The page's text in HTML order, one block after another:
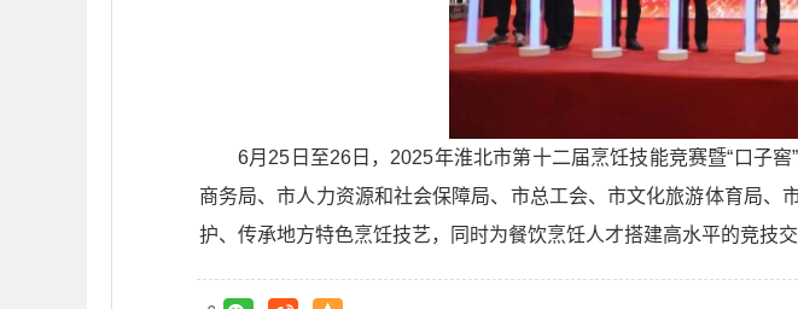
6月25日至26日，2025年淮北市第十二届烹饪技能竞赛暨“口子
商务局、市人力资源和社会保障局、市总工会、市文化旅游体育局
护、传承地方特色烹饪技艺，同时为餐饮烹饪人才搭建高水平的竞技